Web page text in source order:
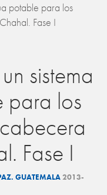
potable para los
Fase I
sistema
para los
Fase I
GUATEMALA2013-